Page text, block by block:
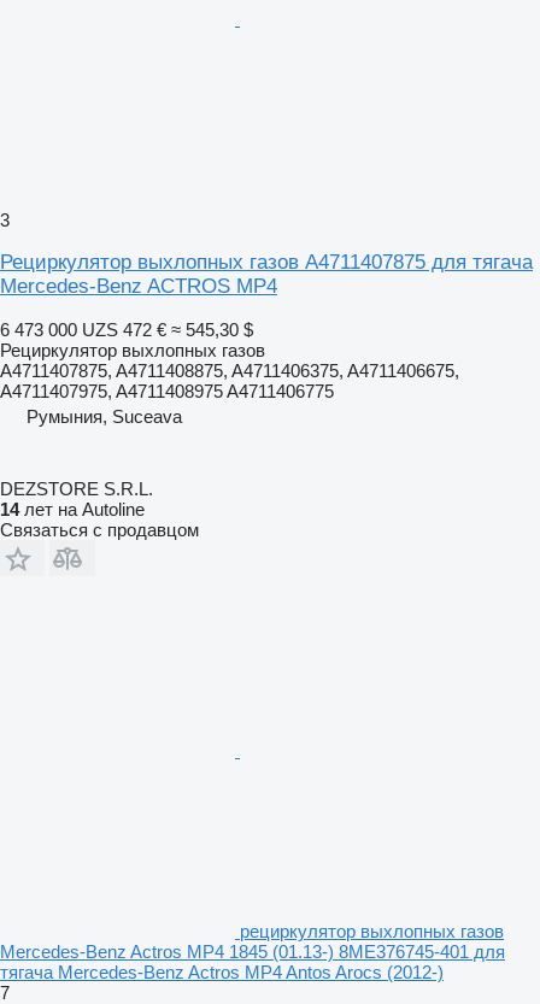
3
Рециркулятор выхлопных газов A4711407875 для тягача
Mercedes-Benz ACTROS MP4
6 473 000 UZS 472 € ≈ 545,30 $
Рециркулятор выхлопных газов
A4711407875, A4711408875, A4711406375, A4711406675,
A4711407975, A4711408975 A4711406775
Румыния, Suceava
DEZSTORE S.R.L.
14лет на Autoline
Связаться с продавцом
рециркулятор выхлопных газов
Mercedes-Benz Actros MP4 1845 (01.13-) 8ME376745-401 для
тягача Mercedes-Benz Actros MP4 Antos Arocs (2012-)
7